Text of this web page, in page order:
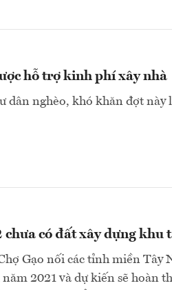
hỗ trợ kinh phí xây nhà
dân nghèo, khó khăn đợt này
có đất xây dựng khu
Gạo nối các tỉnh miền Tây
2021 và dự kiến sẽ hoàn